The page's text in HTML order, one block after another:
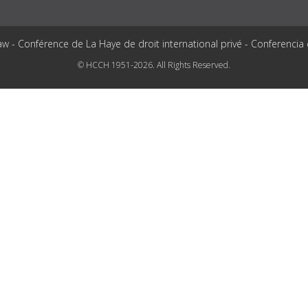
- Conférence de La Haye de droit international privé -
© HCCH 1951-2026. All Rights Reserved.